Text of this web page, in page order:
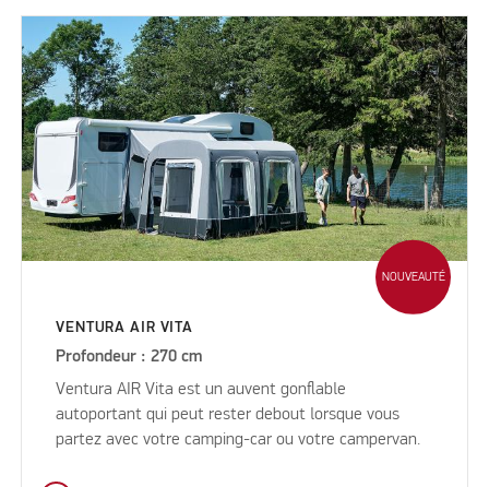
NOUVEAUTÉ
VENTURA AIR VITA
Profondeur : 270 cm
Ventura AIR Vita est un auvent gonflable
autoportant qui peut rester debout lorsque vous
partez avec votre camping-car ou votre campervan.